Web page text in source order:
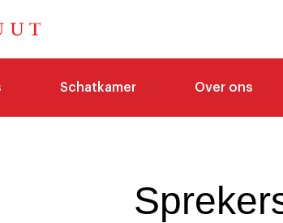
Schatkamer Over ons